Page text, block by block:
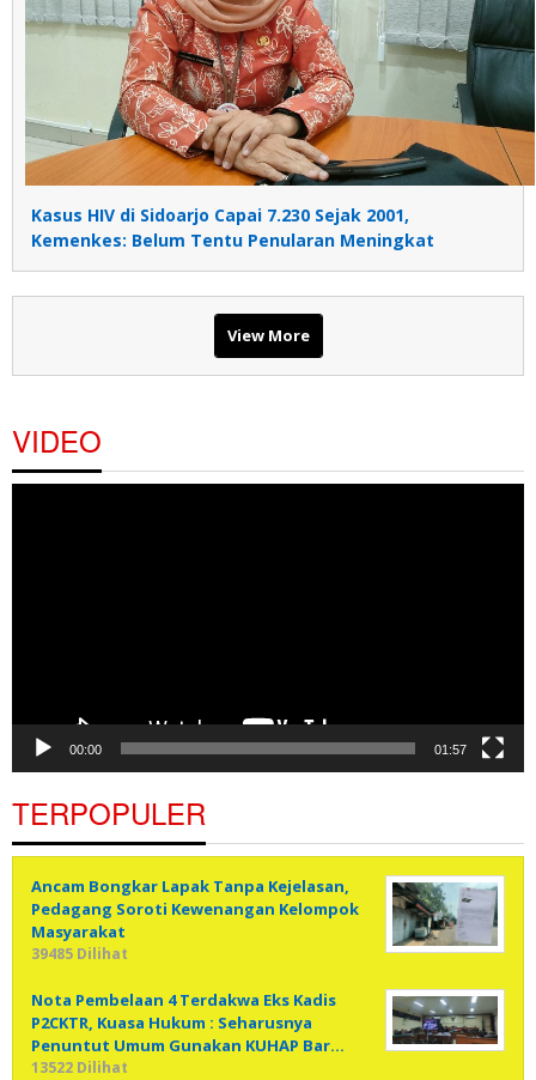
Kasus HIV di Sidoarjo Capai 7.230 Sejak 2001,
Kemenkes: Belum Tentu Penularan Meningkat
View More
VIDEO
00:00 01:57
TERPOPULER
Ancam Bongkar Lapak Tanpa Kejelasan,
Pedagang Soroti Kewenangan Kelompok
Masyarakat
39485 Dilihat
Nota Pembelaan 4 Terdakwa Eks Kadis
P2CKTR, Kuasa Hukum : Seharusnya
Penuntut Umum Gunakan KUHAP Bar…
13522 Dilihat